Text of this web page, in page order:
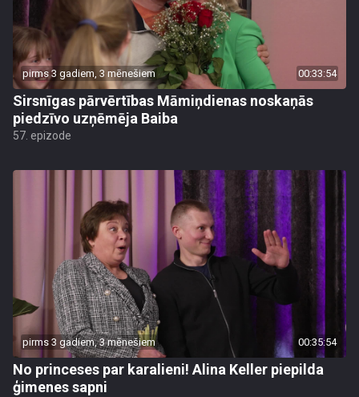
pirms 3 gadiem, 3 mēnešiem 00:33:54
Sirsnīgas pārvērtības Māmiņdienas noskaņās
piedzīvo uzņēmēja Baiba
57. epizode
pirms 3 gadiem, 3 mēnešiem 00:35:54
No princeses par karalieni! Alina Keller piepilda
ģimenes sapni